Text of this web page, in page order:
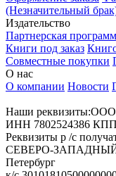
(Незначительный
Издательство
Партнерская
Книги под заказ
Совместные покупки
О нас
О компании Новости
Наши
ИНН 7802524386 КПП
Реквизиты р /с
СЕВЕРО-ЗАПАДНЫЙ
Петербург